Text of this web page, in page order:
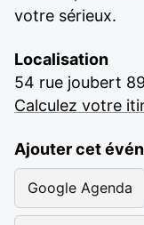
votre sérieux.
Localisation
54 rue joubert
Calculez votre
Ajouter cet
Google Agenda